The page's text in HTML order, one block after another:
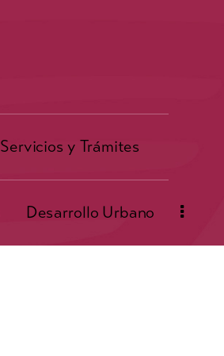
Servicios y Trámites
Desarrollo Urbano